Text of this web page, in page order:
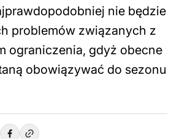
nie będzie
problemów związanych z
ograniczenia, gdyż obecne
obowiązywać do sezonu